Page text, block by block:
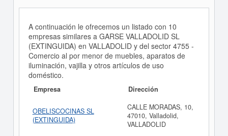
A continuación le ofrecemos un listado con 10
empresas similares a GARSE VALLADOLID SL
(EXTINGUIDA) en VALLADOLID y del sector 4755 -
Comercio al por menor de muebles, aparatos de
iluminación, vajilla y otros artículos de uso
doméstico.
Empresa Dirección
OBELISCOCINAS SL
(EXTINGUIDA)
CALLE MORADAS, 10,
47010, Valladolid,
VALLADOLID